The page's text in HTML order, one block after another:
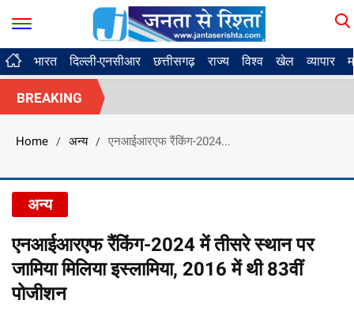
भारत दिल्ली-एनसीआर छत्तीसगढ़ राज्य विश्व खेल व्यापार
BREAKING
Home / अन्य / एनआईआरएफ रैंकिंग-2024...
अन्य
एनआईआरएफ रैंकिंग-2024 में तीसरे स्थान पर
जामिया मिलिया इस्लामिया, 2016 में थी 83वीं
पोजीशन